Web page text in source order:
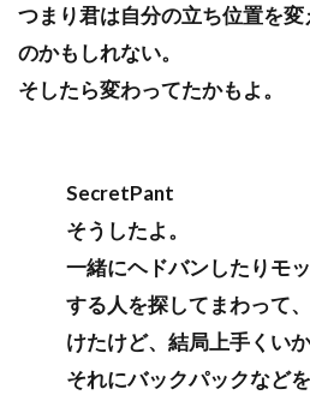
つまり君は自分の立ち位置を
のかもしれない。
そしたら変わってたかもよ。
SecretPant
そうしたよ。
一緒にヘドバンしたりモ
する人を探してまわって
けたけど、結局上手くい
それにバックパックなど